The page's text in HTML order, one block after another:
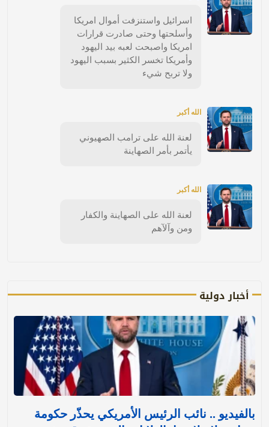
اسرائيل واستنزفت أموال امريكا
وأسلحتها وحتى صادرت قرارات
امريكا واصبحت لعبه بيد اليهود
وأمريكا تخسر الكثير بسبب اليهود
ولا تربح شيء
الله أكبر
لعنة الله على ترامب الصهيوني
يأتمر بأمر الصهاينة
الله أكبر
لعنة الله على الصهاينة والكفار
ومن وآلآهم
أخبار دولية
بالفيديو .. نائب الرئيس الأمريكي يحذّر حكومة